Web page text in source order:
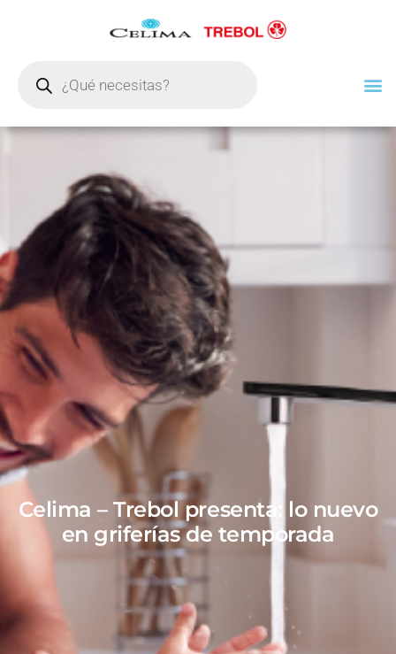
Celima – Trebol presenta: lo nuevo
en griferías de temporada